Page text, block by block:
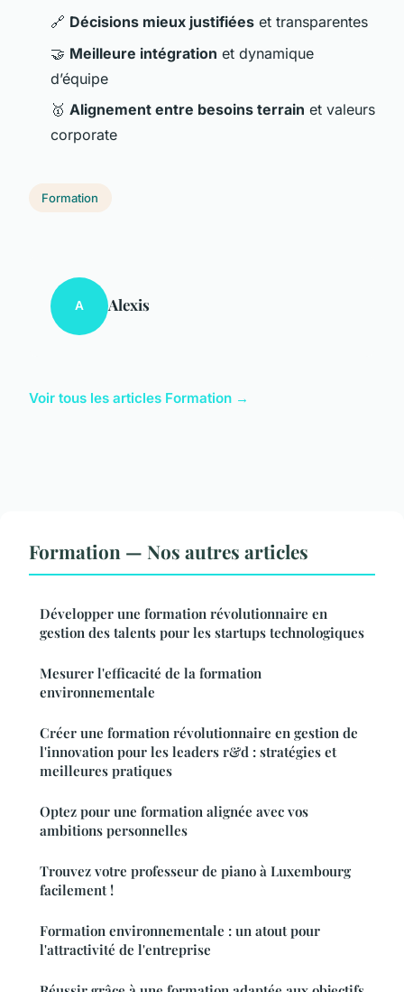
🔗 Décisions mieux justifiées et transparentes
🤝 Meilleure intégration et dynamique
d’équipe
🥇 Alignement entre besoins terrain et valeurs
corporate
Formation
A Alexis
Voir tous les articles Formation →
Formation — Nos autres articles
Développer une formation révolutionnaire en
gestion des talents pour les startups technologiques
Mesurer l'efficacité de la formation
environnementale
Créer une formation révolutionnaire en gestion de
l'innovation pour les leaders r&d : stratégies et
meilleures pratiques
Optez pour une formation alignée avec vos
ambitions personnelles
Trouvez votre professeur de piano à Luxembourg
facilement !
Formation environnementale : un atout pour
l'attractivité de l'entreprise